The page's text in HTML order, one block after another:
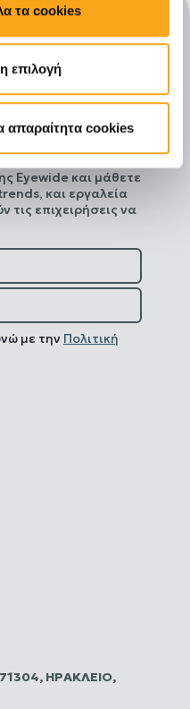
τα cookies
επιλογή
απαραίτητα cookies
Eyewide και μάθετε
και εργαλεία
επιχειρήσεις να
με την Πολιτική
ΗΡΆΚΛΕΙΟ,